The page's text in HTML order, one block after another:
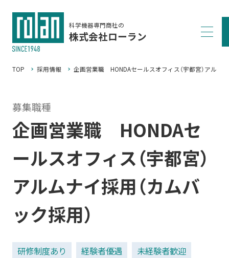
科学機器専門商社の
株式会社ローラン
TOP 採用情報 企画営業職 HONDAセールスオフィス（宇都宮）アルムナ
募集職種
企画営業職 HONDAセ
ールスオフィス（宇都宮）
アルムナイ採用（カムバ
ック採用）
研修制度あり 経験者優遇
未経験者歓迎